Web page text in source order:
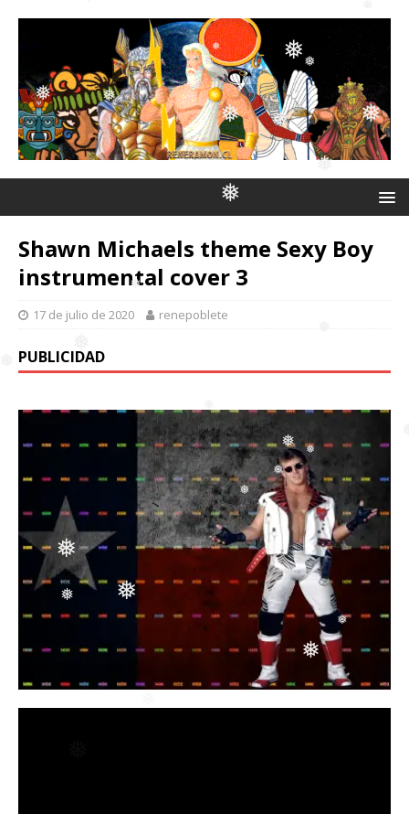
❅
❅
❅
❅
❅
❅
❅
❅
❅
❅
❅
❅
❅
❅
❅
❅
❅
❅
❅
❅
❅
Shawn Michaels theme Sexy Boy
instrumental cover 3
17 de julio de 2020 renepoblete
PUBLICIDAD